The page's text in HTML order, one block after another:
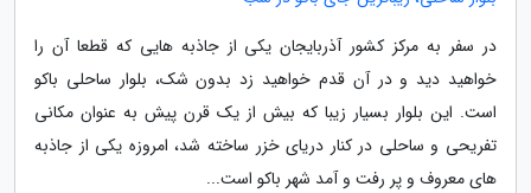
در سفر به مرکز کشور آذربایجان یکی از جاذبه هایی که قطعا آن را
خواهید دید و در آن قدم خواهید زد بدون شک، بلوار ساحلی باکو
است. این بلوار بسیار زیبا که بیش از یک قرن پیش به عنوان مکانی
تفریحی و ساحلی در کنار دریای خزر ساخته شد، امروزه یکی از جاذبه
های معروف و پر رفت و آمد شهر باکو است...